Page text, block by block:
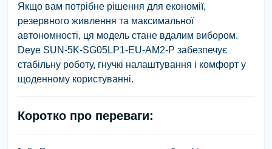
Якщо вам потрібне рішення для економії,
резервного живлення та максимальної
автономності, ця модель стане вдалим вибором.
Deye SUN-5K-SG05LP1-EU-AM2-P забезпечує
стабільну роботу, гнучкі налаштування і комфорт у
щоденному користуванні.
Коротко про переваги: